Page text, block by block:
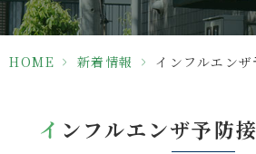
HOME > 新着情報 > インフルエン
インフルエンザ予防